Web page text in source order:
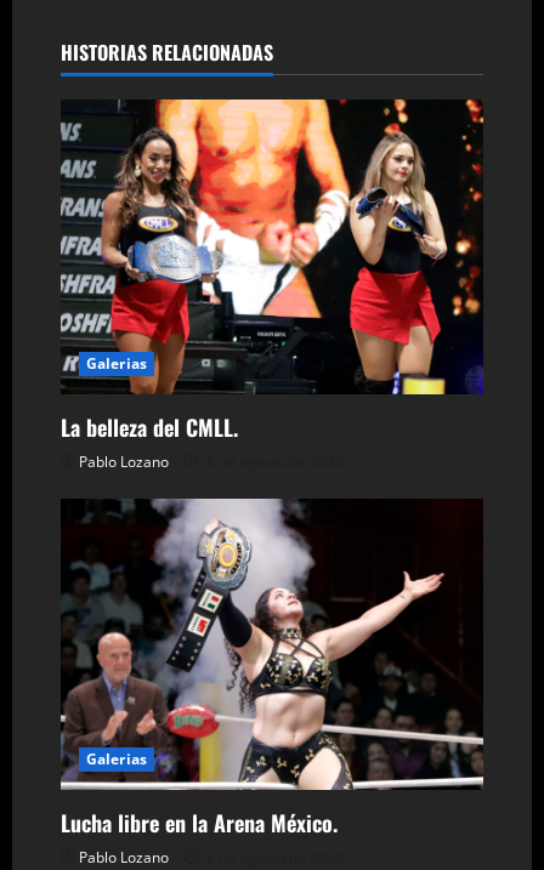
g
a
c
i
ó
n
d
e
t
r
a
d
a
s
HISTORIAS RELACIONADAS
Galerias
La belleza del CMLL.
Pablo Lozano
Galerias
Lucha libre en la Arena México.
Pablo Lozano